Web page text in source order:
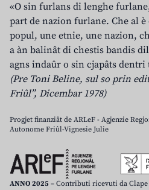
«O sin furlans di lenghe
part de nazion furlane. Che al
popul, une etnie, une nazion,
a àn balinât di chestis bandis
agns indaûr o sin cjapâts
(Pre Toni Beline, sul so prin
Friûl”, Dicembar 1978)
Progjet finanziât de ARLeF - Agjenzie
Autonome Friûl-Vignesie Julie
ANNO 2025 – Contributi ricevuti da